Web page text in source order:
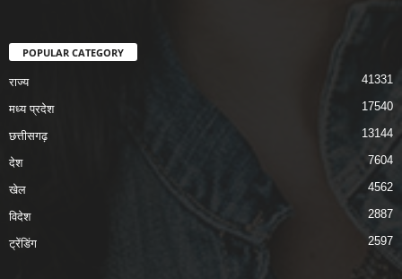
POPULAR CATEGORY
राज्य 41331
मध्य प्रदेश 17540
छत्तीसगढ़ 13144
देश 7604
खेल 4562
विदेश 2887
ट्रेंडिंग 2597